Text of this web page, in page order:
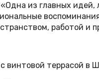
из главных идей,
работой и